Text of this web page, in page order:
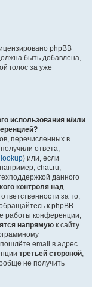
phpBB
быть добавлена,
голос за уже
использования и/или
перечисленных в
ответа,
) или, если
chat.ru,
данного
контроля над
за то,
к phpBB
работы конференции,
напрямую к сайту
email в адрес
третьей стороной,
не получить